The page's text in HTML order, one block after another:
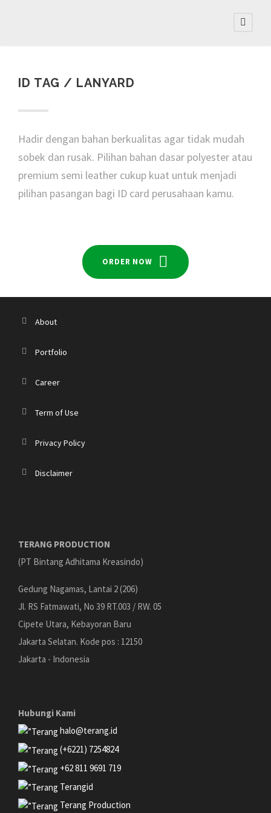
ID TAG / LANYARD
Hadir dengan bahan berkualitas agar tidak mudah
sobek dan rusak. Pilihan bahan dasar polyester atau
premium semi leather cukup kuat untuk menjadi
pilihan pasangan bagi ID card perusahaan kamu.
ORDER NOW
About
Portfolio
Career
Term of Use
Privacy Policy
Disclaimer
TERANG PRODUCTION
(PT Bintang Adhitama Kreasindo)
Gedung Nagamas, Lantai 2 (206)
Jl. RS Fatmawati, No 39 RT.003 / RW. 05
Cipete Utara, Kebayoran Baru
Jakarta Selatan. Kode pos : 12150
Jakarta - Indonesia
Hubungi Kami
halo@terang.id
(+6221) 7254824
+62 811 9691 719
Terangid
Terang Production